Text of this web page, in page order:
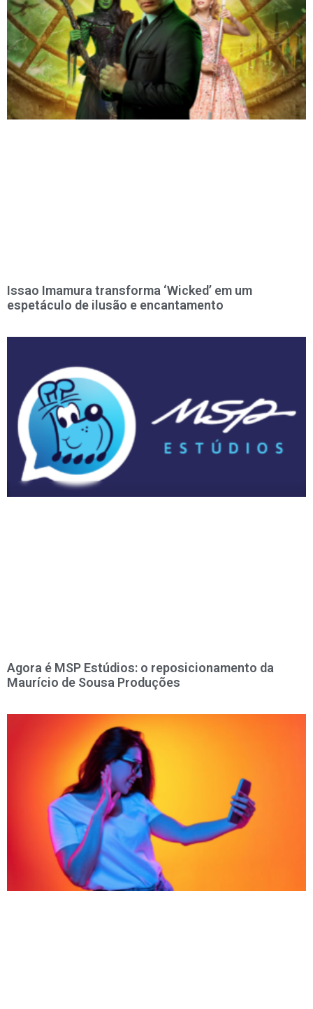
Issao Imamura transforma ‘Wicked’ em um
espetáculo de ilusão e encantamento
Agora é MSP Estúdios: o reposicionamento da
Maurício de Sousa Produções